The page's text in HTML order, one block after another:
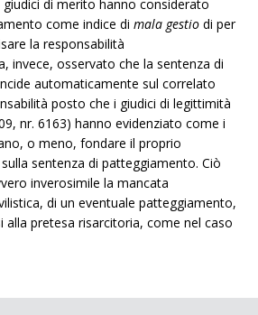
di merito hanno considerato
come indice dimala gestio di per
la responsabilità
invece, osservato che la sentenza di
automaticamente sul correlato
posto che i giudici di legittimità
nr. 6163) hanno evidenziato come i
o meno, fondare il proprio
sentenza di patteggiamento. Ciò
inverosimile la mancata
di un eventuale patteggiamento,
alla pretesa risarcitoria, come nel caso